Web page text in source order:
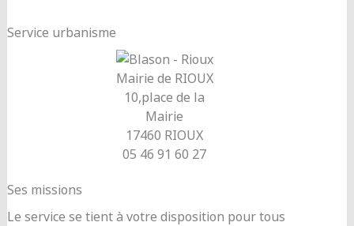
Service urbanisme
Mairie de RIOUX
10,place de la
Mairie
17460 RIOUX
05 46 91 60 27
Ses missions
Le service se tient à votre disposition pour tous